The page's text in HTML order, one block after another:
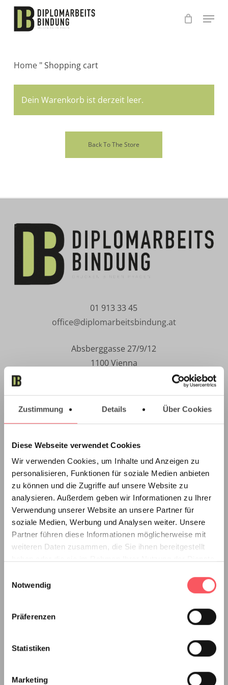
Zustimmung Details Über Cookies
Diese Webseite verwendet Cookies
Wir verwenden Cookies, um Inhalte und Anzeigen zu
personalisieren, Funktionen für soziale Medien anbieten
zu können und die Zugriffe auf unsere Website zu
analysieren. Außerdem geben wir Informationen zu Ihrer
Verwendung unserer Website an unsere Partner für
soziale Medien, Werbung und Analysen weiter. Unsere
Partner führen diese Informationen möglicherweise mit
weiteren Daten zusammen, die Sie ihnen bereitgestellt
Notwendig
Präferenzen
Statistiken
Marketing
Skip
main
Home"Shopping cart
Dein Warenkorb ist derzeit leer.
Back To The Store
01 913 33 45
office@diplomarbeitsbindung.at
Absberggasse 27/9/12
1100 Vienna
Products
Hardcover leather look
Hardcover linen look
Softcover coil binding
Softcover metal spine
Prints
Popular theses
Have thesis bound
Have bachelor thesis bound